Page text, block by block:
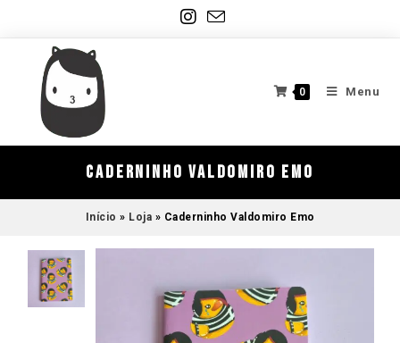
0 Menu
Caderninho Valdomiro Emo
Início » Loja » Caderninho Valdomiro Emo